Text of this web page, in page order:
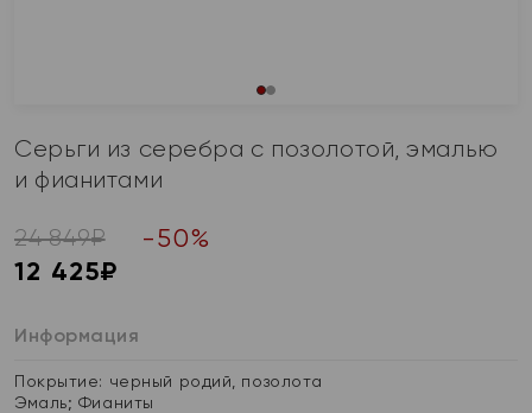
Серьги из серебра с позолотой, эмалью
и фианитами
24 849₽ -50%
12 425₽
Информация
Покрытие: черный родий, позолота
Эмаль; Фианиты